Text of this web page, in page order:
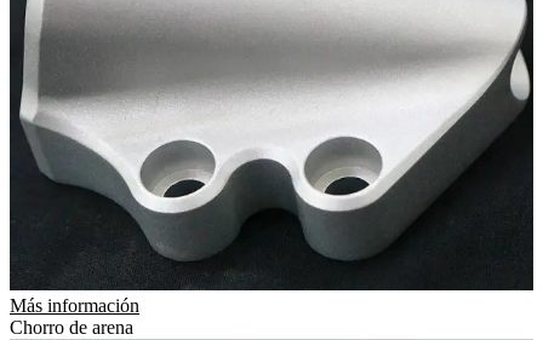
Más información
Chorro de arena